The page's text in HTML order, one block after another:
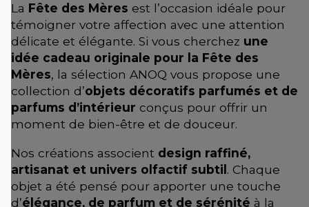
La Fête des Mères est l’occasion idéale pour
témoigner votre affection avec une attention
délicate et élégante. Si vous cherchez une
idée cadeau originale pour la Fête des
Mères, la sélection ANOQ vous propose une
collection d’objets décoratifs parfumés et de
parfums d’intérieur conçus pour offrir un
moment de bien-être et de douceur.
Nos créations associent design raffiné,
artisanat et univers olfactif subtil. Chaque
objet a été pensé pour apporter une touche
d’élégance, de parfum et de sérénité à la